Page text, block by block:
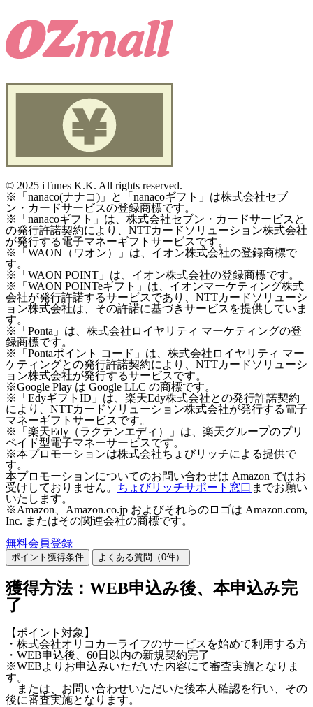
© 2025 iTunes K.K. All rights reserved.
※「nanaco(ナナコ)」と「nanacoギフト」は株式会社セブ
ン・カードサービスの登録商標です。
※「nanacoギフト」は、株式会社セブン・カードサービスと
の発行許諾契約により、NTTカードソリューション株式会社
が発行する電子マネーギフトサービスです。
※「WAON（ワオン）」は、イオン株式会社の登録商標で
す。
※「WAON POINT」は、イオン株式会社の登録商標です。
※「WAON POINTeギフト」は、イオンマーケティング株式
会社が発行許諾するサービスであり、NTTカードソリューシ
ョン株式会社は、その許諾に基づきサービスを提供していま
す。
※「Ponta」は、株式会社ロイヤリティ マーケティングの登
録商標です。
※「Pontaポイント コード」は、株式会社ロイヤリティ マー
ケティングとの発行許諾契約により、NTTカードソリューシ
ョン株式会社が発行するサービスです。
※Google Play は Google LLC の商標です。
※「EdyギフトID」は、楽天Edy株式会社との発行許諾契約
により、NTTカードソリューション株式会社が発行する電子
マネーギフトサービスです。
※「楽天Edy（ラクテンエディ）」は、楽天グループのプリ
ペイド型電子マネーサービスです。
※本プロモーションは株式会社ちょびリッチによる提供で
す。
本プロモーションについてのお問い合わせは Amazon ではお
受けしておりません。 ちょびリッチサポート窓口 までお願い
いたします。
※Amazon、Amazon.co.jp およびそれらのロゴは Amazon.com,
Inc. またはその関連会社の商標です。
無料会員登録
ポイント獲得条件 よくある質問（0件）
獲得方法：WEB申込み後、本申込み完
了
【ポイント対象】
・株式会社オリコカーライフのサービスを始めて利用する方
・WEB申込後、60日以内の新規契約完了
※WEBよりお申込みいただいた内容にて審査実施となりま
す。
または、お問い合わせいただいた後本人確認を行い、その
後に審査実施となります。